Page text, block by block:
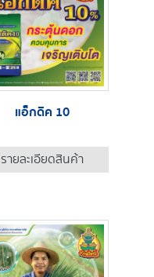
แอ็กดิค 10
รายละเอียดสินค้า